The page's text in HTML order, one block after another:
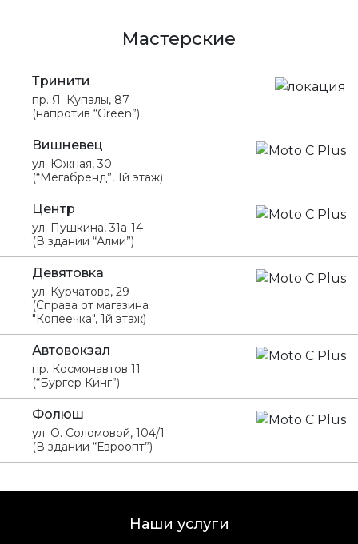
Мастерские
Тринити
пр. Я. Купалы, 87
(напротив “Green”)
Вишневец
ул. Южная, 30
(“Мегабренд”, 1й этаж)
Центр
ул. Пушкина, 31а-14
(В здании “Алми”)
Девятовка
ул. Курчатова, 29
(Справа от магазина
"Копеечка", 1й этаж)
Автовокзал
пр. Космонавтов 11
(“Бургер Кинг”)
Фолюш
ул. О. Соломовой, 104/1
(В здании “Евроопт”)
Наши услуги